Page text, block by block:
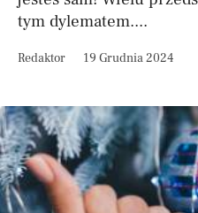
tym dylematem....
Redaktor 19 Grudnia 2024